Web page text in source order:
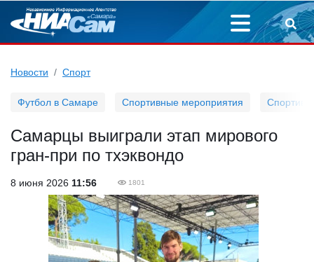
Новости Спорт
Футбол в Самаре Спортивные мероприятия
Самарцы выиграли этап мирового
гран-при по тхэквондо
8 июня 2026 11:56 1801